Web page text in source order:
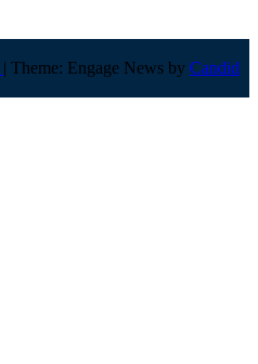
| Theme: Engage News by Candid